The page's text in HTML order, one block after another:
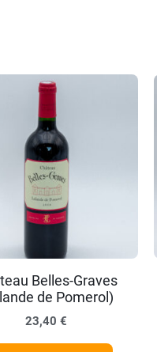
Belles-Graves
de Pomerol)
23,40€